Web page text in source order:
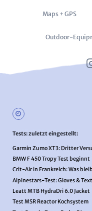
Maps + GPS
Outdoor-
Tests: zuletzt eingestellt:
Garmin Zumo XT3: Dritter
BMW F 450 Tropy Test beginnt
Crit-Air in Frankreich: Was
Alpinestars-Test: Gloves &
Leatt MTB HydraDri 6.0 Jacket
Test MSR Reactor Kochsystem